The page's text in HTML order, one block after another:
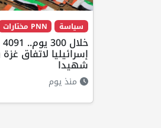
سياسة PNN مختارات
شهيدا
منذ يوم